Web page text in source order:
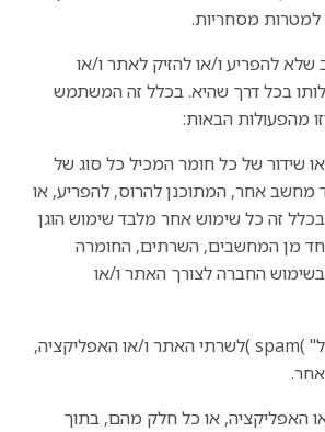
למטרות מסחריות.
להפריע ו/או להזיק לאתר ו/או
בכל דרך שהיא. בכלל זה המשתמש
מהפעולות הבאות:
שידור של כל חומר המכיל כל סוג של
מחשב אחר, המתוכנן להרוס, להפריע, או
זה כל שימוש אחר מלבד שימוש הוגן
מן המחשבים, השרתים, החומרה
החברה לצורך האתר ו/או
הפצת "דואר זבל" )spam )לשרתי האתר ו/או האפליקציה,
האפליקציה, או כל חלק מהם, בתוך